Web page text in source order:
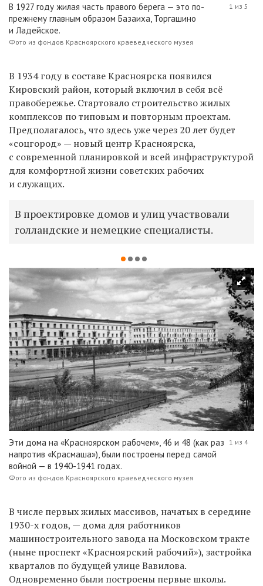
В 1927 году жилая часть правого берега — это по-
прежнему главным образом Базаиха, Торгашино
и Ладейское.
Фото из фондов Красноярского краеведческого музея
1 из 5
В 1934 году в составе Красноярска появился
Кировский район, который включил в себя всё
правобережье. Стартовало строительство жилых
комплексов по типовым и повторным проектам.
Предполагалось, что здесь уже через 20 лет будет
«соцгород» — новый центр Красноярска,
с современной планировкой и всей инфраструктурой
для комфортной жизни советских рабочих
и служащих.
В проектировке домов и улиц участвовали
голландские и немецкие специалисты.
Эти дома на «Красноярском рабочем», 46 и 48 (как раз
напротив «Красмаша»), были построены перед самой
войной — в 1940-1941 годах.
Фото из фондов Красноярского краеведческого музея
1 из 4
В числе первых жилых массивов, начатых в середине
1930-х годов, — дома для работников
машиностроительного завода на Московском тракте
(ныне проспект «Красноярский рабочий»), застройка
кварталов по будущей улице Вавилова.
Одновременно были построены первые школы.